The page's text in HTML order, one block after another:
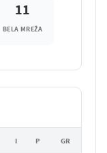
11
BELA MREŽA
I P GR